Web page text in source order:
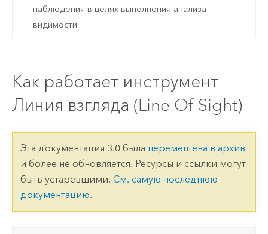
наблюдения в целях выполнения анализа
видимости
Как работает инструмент
Линия взгляда (Line Of Sight)
Эта документация 3.0 была перемещена в архив
и более не обновляется. Ресурсы и ссылки могут
быть устаревшими. См. самую последнюю
документацию.